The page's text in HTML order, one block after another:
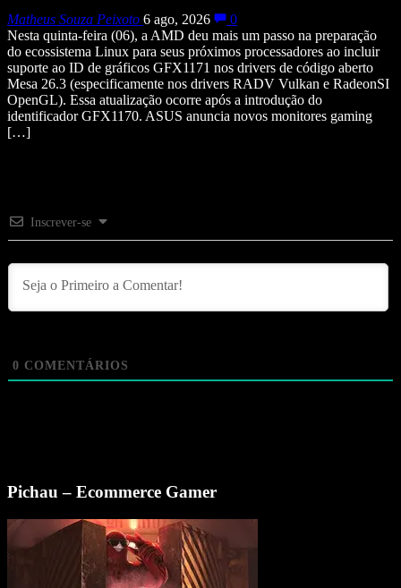
Matheus Souza Peixoto 6 ago, 2026
0
Nesta quinta-feira (06), a AMD deu mais um passo na preparação
do ecossistema Linux para seus próximos processadores ao incluir
suporte ao ID de gráficos GFX1171 nos drivers de código aberto
Mesa 26.3 (especificamente nos drivers RADV Vulkan e RadeonSI
OpenGL). Essa atualização ocorre após a introdução do
identificador GFX1170. ASUS anuncia novos monitores gaming
[…]
Inscrever-se
0 COMENTÁRIOS
Pichau – Ecommerce Gamer